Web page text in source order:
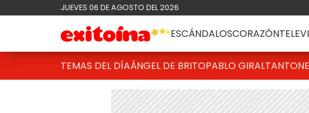
JUEVES 06 DE AGOSTO DEL 2026
ESCÁNDALOSCORAZÓN
TEMAS DEL DÍAÁNGEL DE BRITOPABLO GIRALT